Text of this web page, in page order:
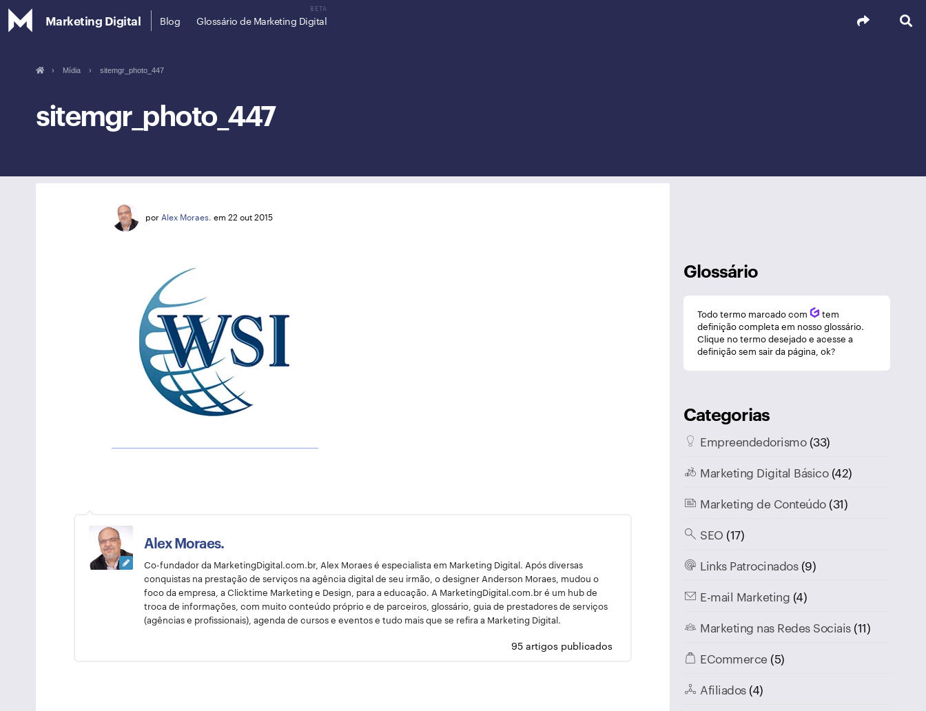
Marketing Digital Blog Glossário de Marketing Digital
› Mídia › sitemgr_photo_447
sitemgr_photo_447
por Alex Moraes. em 22 out 2015
Alex Moraes.
Co-fundador da MarketingDigital.com.br, Alex Moraes é especialista em Marketing Digital. Após diversas
conquistas na prestação de serviços na agência digital de seu irmão, o designer Anderson Moraes, mudou o
foco da empresa, a Clicktime Marketing e Design, para a educação. A MarketingDigital.com.br é um hub de
troca de informações, com muito conteúdo próprio e de parceiros, glossário, guia de prestadores de serviços
(agências e profissionais), agenda de cursos e eventos e tudo mais que se refira a Marketing Digital.
95 artigos publicados
Glossário
Todo termo marcado com Q tem
definição completa em nosso glossário.
Clique no termo desejado e acesse a
definição sem sair da página, ok?
Categorias
Empreendedorismo(33)
Marketing Digital Básico(42)
Marketing de Conteúdo(31)
SEO (17)
Links Patrocinados(9)
E-mail Marketing (4)
Marketing nas Redes Sociais(11)
ECommerce (5)
Afiliados(4)